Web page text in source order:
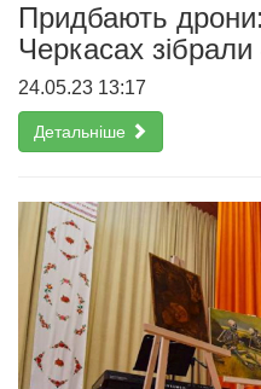
Придбають дрони:
Черкасах
24.05.23 13:17
Детальніше